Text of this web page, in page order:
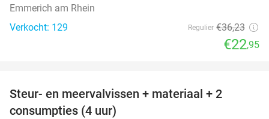
Emmerich am Rhein
Verkocht: 129
Regulier €36,23
€22,95
Steur- en meervalvissen + materiaal + 2
consumpties (4 uur)